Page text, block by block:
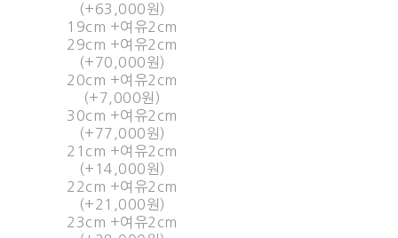
(+63,000원)
19cm +여유2cm
29cm +여유2cm
(+70,000원)
20cm +여유2cm
(+7,000원)
30cm +여유2cm
(+77,000원)
21cm +여유2cm
(+14,000원)
22cm +여유2cm
(+21,000원)
23cm +여유2cm